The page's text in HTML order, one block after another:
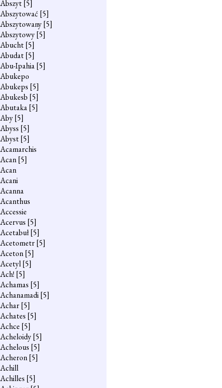
Abszyt[5]
Abszytować [5]
Abszytowany[5]
Abszytowy[5]
Abucht[5]
Abudat[5]
Abu-Ipahia[5]
Abukepo
Abukeps [5]
Abukesb [5]
Abutaka[5]
Aby[5]
Abyss [5]
Abyst[5]
Acamarchis
Acan[5]
Acan
Acani
Acanna
Acanthus
Accessie
Acervus [5]
Acetabuł[5]
Acetometr[5]
Aceton[5]
Acetyl[5]
Ach! [5]
Achamas [5]
Achanamadi[5]
Achar[5]
Achates [5]
Achce [5]
Acheloidy[5]
Achelous [5]
Acheron[5]
Achill
Achilles [5]